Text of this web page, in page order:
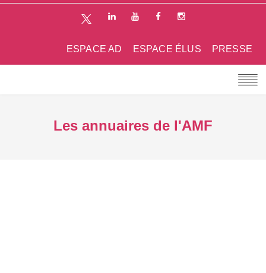
PRESSE
ESPACE ÉLUS
ESPACE AD
Les annuaires de l'AMF